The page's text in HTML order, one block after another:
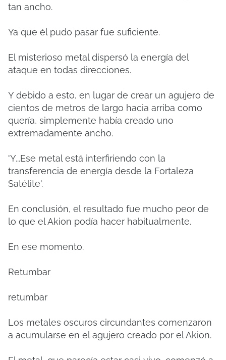
tan ancho.
Ya que él pudo pasar fue suficiente.
El misterioso metal dispersó la energía del
ataque en todas direcciones.
Y debido a esto, en lugar de crear un agujero de
cientos de metros de largo hacia arriba como
quería, simplemente había creado uno
extremadamente ancho.
'Y...Ese metal está interfiriendo con la
transferencia de energía desde la Fortaleza
Satélite'.
En conclusión, el resultado fue mucho peor de
lo que el Akion podía hacer habitualmente.
En ese momento.
Retumbar
retumbar
Los metales oscuros circundantes comenzaron
a acumularse en el agujero creado por el Akion.